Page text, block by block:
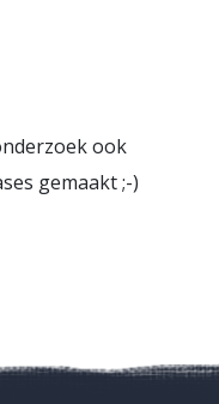
ook
gemaakt ;-)